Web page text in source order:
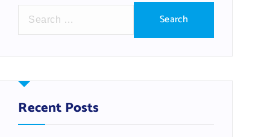
r
h
f
o
Recent Posts